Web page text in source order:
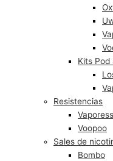
Kits Pod
Resistencias
Voopoo
Sales de
Bombo